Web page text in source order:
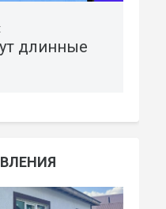
длинные